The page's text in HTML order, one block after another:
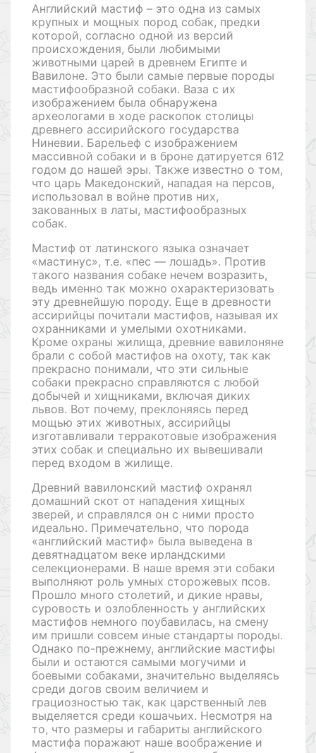
Английский мастиф – это одна из самых
крупных и мощных пород собак, предки
которой, согласно одной из версий
происхождения, были любимыми
животными царей в древнем Египте и
Вавилоне. Это были самые первые породы
мастифообразной собаки. Ваза с их
изображением была обнаружена
археологами в ходе раскопок столицы
древнего ассирийского государства
Ниневии. Барельеф с изображением
массивной собаки и в броне датируется 612
годом до нашей эры. Также известно о том,
что царь Македонский, нападая на персов,
использовал в войне против них,
закованных в латы, мастифообразных
собак.
Мастиф от латинского языка означает
«мастинус», т.е. «пес — лошадь». Против
такого названия собаке нечем возразить,
ведь именно так можно охарактеризовать
эту древнейшую породу. Еще в древности
ассирийцы почитали мастифов, называя их
охранниками и умелыми охотниками.
Кроме охраны жилища, древние вавилоняне
брали с собой мастифов на охоту, так как
прекрасно понимали, что эти сильные
собаки прекрасно справляются с любой
добычей и хищниками, включая диких
львов. Вот почему, преклоняясь перед
мощью этих животных, ассирийцы
изготавливали терракотовые изображения
этих собак и специально их вывешивали
перед входом в жилище.
Древний вавилонский мастиф охранял
домашний скот от нападения хищных
зверей, и справлялся он с ними просто
идеально. Примечательно, что порода
«английский мастиф» была выведена в
девятнадцатом веке ирландскими
селекционерами. В наше время эти собаки
выполняют роль умных сторожевых псов.
Прошло много столетий, и дикие нравы,
суровость и озлобленность у английских
мастифов немного поубавилась, на смену
им пришли совсем иные стандарты породы.
Однако по-прежнему, английские мастифы
были и остаются самыми могучими и
боевыми собаками, значительно выделяясь
среди догов своим величием и
грациозностью так, как царственный лев
выделяется среди кошачьих. Несмотря на
то, что размеры и габариты английского
мастифа поражают наше воображение и